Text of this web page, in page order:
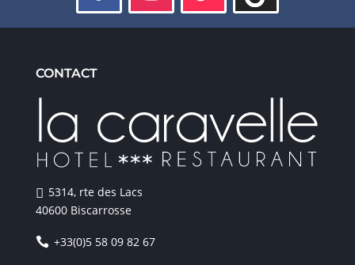
CONTACT
5314, rte des Lacs
40600 Biscarrosse
+33(0)5 58 09 82 67